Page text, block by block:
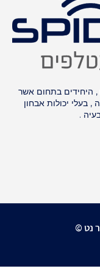
בתחום אשר
יכולות אבחון
.
©